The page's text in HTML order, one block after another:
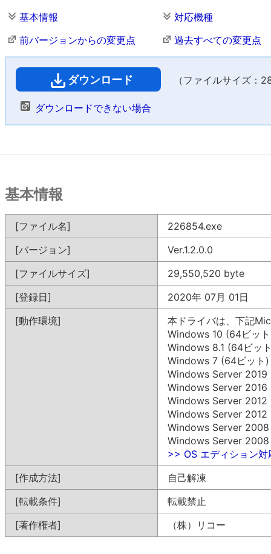
基本情報
対応機種
前バージョンからの変更点
過去すべての変更点
ダウンロード （ファイルサイズ：
ダウンロードできない場合
基本情報
[ファイル名]
226854.exe
[バージョン]
Ver.1.2.0.0
[ファイルサイズ]
29,550,520 byte
[登録日]
2020年 07月 01日
[動作環境]
本ドライバは、下記
Windows 10 (64ビッ
Windows 8.1 (64ビッ
Windows 7 (64ビット)
Windows Server 2019
Windows Server 2016
Windows Server 2012
Windows Server 2012
Windows Server
Windows Server
>> OS エディション対
[作成方法]
自己解凍
[転載条件]
転載禁止
[著作権者]
（株）リコー